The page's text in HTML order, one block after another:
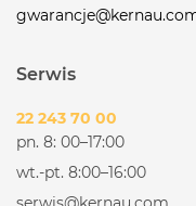
Serwis
22 243 70 00
pn. 8: 00–17:00
wt.-pt. 8:00–16:00